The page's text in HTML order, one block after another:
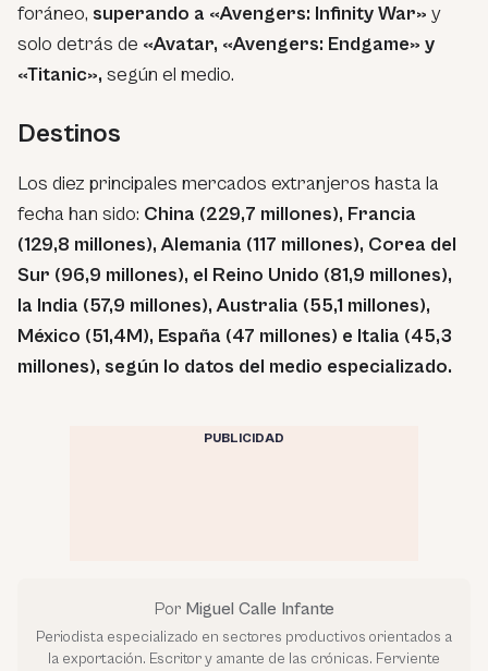
foráneo, superando a «Avengers: Infinity War» y
solo detrás de «Avatar, «Avengers: Endgame» y
«Titanic», según el medio.
Destinos
Los diez principales mercados extranjeros hasta la
fecha han sido: China (229,7 millones), Francia
(129,8 millones), Alemania (117 millones), Corea del
Sur (96,9 millones), el Reino Unido (81,9 millones),
la India (57,9 millones), Australia (55,1 millones),
México (51,4M), España (47 millones) e Italia (45,3
millones), según lo datos del medio especializado.
PUBLICIDAD
Por Miguel Calle Infante
Periodista especializado en sectores productivos orientados a
la exportación. Escritor y amante de las crónicas. Ferviente